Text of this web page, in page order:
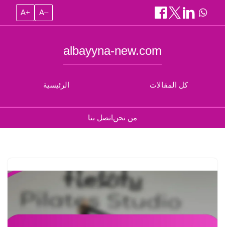
A+ A–
الرئيسية
albayyna-new.com
كل المقالات
اتصل بنامن نحن